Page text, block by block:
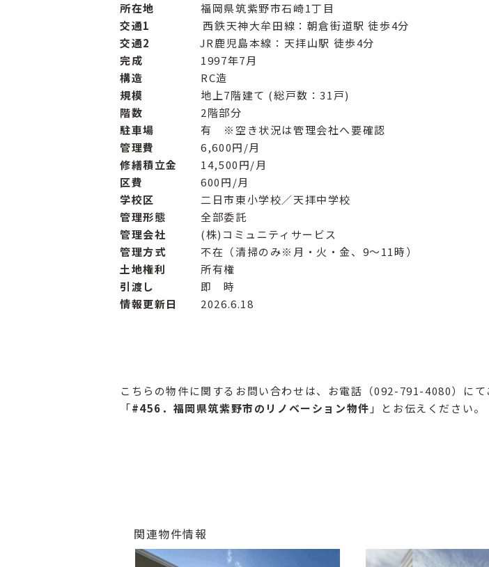
所在地福岡県筑紫野市石崎1丁目
交通1西鉄天神大牟田線：朝倉街道駅 徒歩4分
交通2 JR鹿児島本線：天拝山駅 徒歩4分
完成 1997年7月
構造
RC造
規模 地上7階建て (総戸数：31戸)
階数 2階部分
駐車場有 ※空き状況は管理会社へ要確認
管理費6,600円/月
修繕積立金 14,500円/月
区費
600円/月
学校区 二日市東小学校／天拝中学校
管理形態全部委託
管理会社 (株)コミュニティサービス
管理方式
不在（清掃のみ※月・火・金、9～11時）
土地権利 所有権
引渡し 即 時
情報更新日 2026.6.18
こちらの物件に関するお問い合わせは、お電話（092-791-4080）にて
「#456 ．福岡県筑紫野市のリノベーション物件 」とお伝えください。
関連物件情報